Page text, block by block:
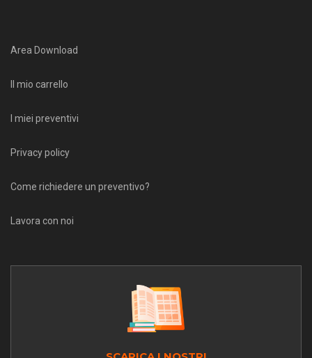
Area Download
Il mio carrello
I miei preventivi
Privacy policy
Come richiedere un preventivo?
Lavora con noi